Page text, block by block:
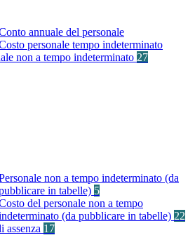
annuale del personale
personale tempo indeterminato
non a tempo indeterminato 27
non a tempo indeterminato (da
in tabelle) 5
del personale non a tempo
(da pubblicare in tabelle) 22
assenza 17